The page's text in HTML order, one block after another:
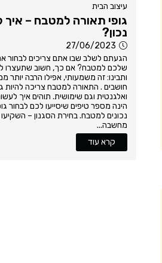
עיצוב הבית
גופי תאורה למטבח – איך
נכון?
27/06/2023
הגעתם לשלב שבו אתם צריכים לבחור
שלכם למטבח? אם כך, חשוב שתעצרו
ותבינו: זה משמעותי, אפילו הרבה
חושבים . התאורה למטבח צריכה להיות
ואלגנטית וגם שימושית. תוהים איך
הינה מספר טיפים שיסייעו לכם לבחור
נכונים למטבח. בחירת הסגנון –
מחשבה...
קרא עוד